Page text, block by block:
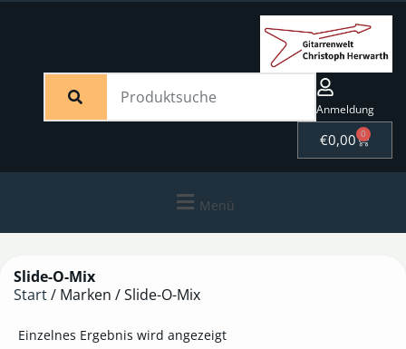
Anmeldung
€0,00 0
Menü
Slide-O-Mix
Start/ Marken / Slide-O-Mix
Einzelnes Ergebnis wird angezeigt